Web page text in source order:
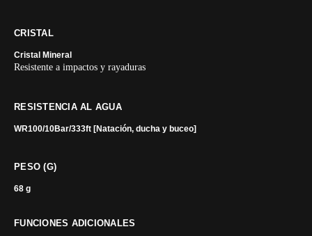
CRISTAL
Cristal Mineral
Resistente a impactos y rayaduras
RESISTENCIA AL AGUA
WR100/10Bar/333ft [Natación, ducha y buceo]
PESO (G)
68 g
FUNCIONES ADICIONALES